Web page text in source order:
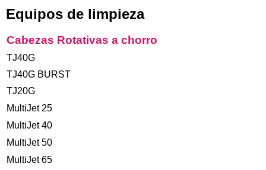
Equipos de limpieza
Cabezas Rotativas a chorro
TJ40G
TJ40G BURST
TJ20G
MultiJet 25
MultiJet 40
MultiJet 50
MultiJet 65